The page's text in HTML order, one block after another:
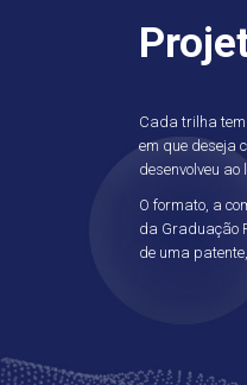
Cada trilha
em que deseja
desenvolveu
O formato, a
da Graduação
de uma